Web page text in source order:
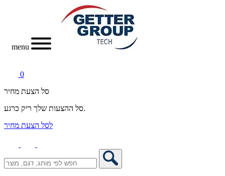
menu
0
סל הצעת מחיר
סל ההצעות שלך ריק כרגע.
לסל הצעת מחיר